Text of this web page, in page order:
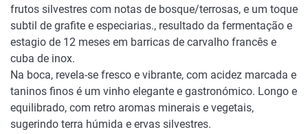
frutos silvestres com notas de bosque/terrosas, e um toque
subtil de grafite e especiarias., resultado da fermentação e
estagio de 12 meses em barricas de carvalho francês e
cuba de inox.
Na boca, revela-se fresco e vibrante, com acidez marcada e
taninos finos é um vinho elegante e gastronómico. Longo e
equilibrado, com retro aromas minerais e vegetais,
sugerindo terra húmida e ervas silvestres.